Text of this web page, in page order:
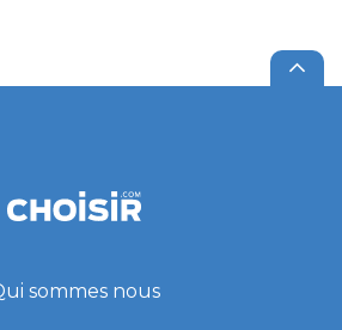
sommes nous